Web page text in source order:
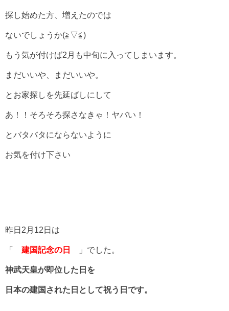
探し始めた方、増えたのでは
ないでしょうか(≧▽≦)
もう気が付けば2月も中旬に入ってしまいます。
まだいいや、まだいいや。
とお家探しを先延ばしにして
あ！！そろそろ探さなきゃ！ヤバい！
とバタバタにならないように
お気を付け下さい
昨日2月12日は
「 建国記念の日 」でした。
神武天皇が即位した日を
日本の建国された日として祝う日です。